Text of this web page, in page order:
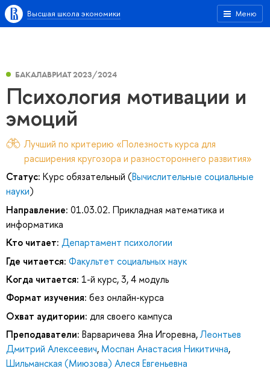
Меню
Высшая школа экономики
БАКАЛАВРИАТ 2023/2024
Психология мотивации и
эмоций
Лучший по критерию «Полезность курса для
расширения кругозора и разностороннего развития»
Статус: Курс обязательный (Вычислительные социальные
науки)
Направление: 01.03.02. Прикладная математика и
информатика
Кто читает: Департамент психологии
Где читается: Факультет социальных наук
Когда читается: 1-й курс, 3, 4 модуль
Формат изучения: без онлайн-курса
Охват аудитории: для своего кампуса
Преподаватели: Варваричева Яна Игоревна,Леонтьев
Дмитрий Алексеевич, Моспан Анастасия Никитична,
Шильманская (Миюзова) Алеся Евгеньевна